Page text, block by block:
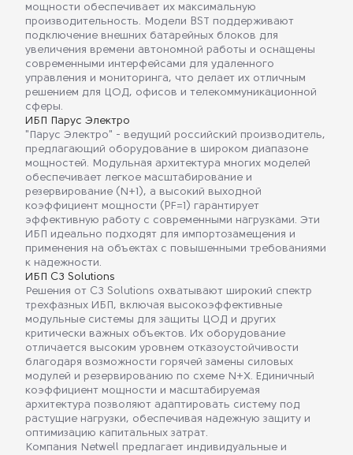
мощности обеспечивает их максимальную
производительность. Модели BST поддерживают
подключение внешних батарейных блоков для
увеличения времени автономной работы и оснащены
современными интерфейсами для удаленного
управления и мониторинга, что делает их отличным
решением для ЦОД, офисов и телекоммуникационной
сферы.
ИБП Парус Электро
"Парус Электро" - ведущий российский производитель,
предлагающий оборудование в широком диапазоне
мощностей. Модульная архитектура многих моделей
обеспечивает легкое масштабирование и
резервирование (N+1), а высокий выходной
коэффициент мощности (PF=1) гарантирует
эффективную работу с современными нагрузками. Эти
ИБП идеально подходят для импортозамещения и
применения на объектах с повышенными требованиями
к надежности.
ИБП C3 Solutions
Решения от C3 Solutions охватывают широкий спектр
трехфазных ИБП, включая высокоэффективные
модульные системы для защиты ЦОД и других
критически важных объектов. Их оборудование
отличается высоким уровнем отказоустойчивости
благодаря возможности горячей замены силовых
модулей и резервированию по схеме N+X. Единичный
коэффициент мощности и масштабируемая
архитектура позволяют адаптировать систему под
растущие нагрузки, обеспечивая надежную защиту и
оптимизацию капитальных затрат.
Компания Netwell предлагает индивидуальные и